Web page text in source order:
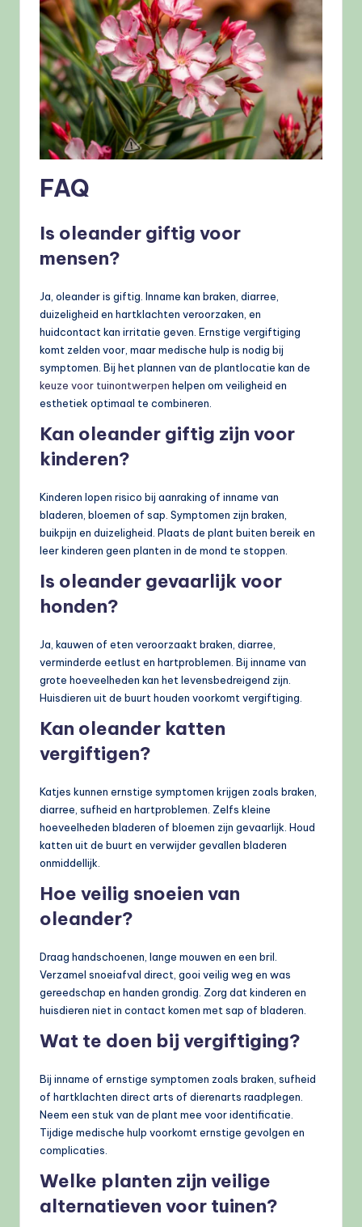
FAQ
Is oleander giftig voor
mensen?
Ja, oleander is giftig. Inname kan braken, diarree,
duizeligheid en hartklachten veroorzaken, en
huidcontact kan irritatie geven. Ernstige vergiftiging
komt zelden voor, maar medische hulp is nodig bij
symptomen. Bij het plannen van de plantlocatie kan de
keuze voor tuinontwerpen helpen om veiligheid en
esthetiek optimaal te combineren.
Kan oleander giftig zijn voor
kinderen?
Kinderen lopen risico bij aanraking of inname van
bladeren, bloemen of sap. Symptomen zijn braken,
buikpijn en duizeligheid. Plaats de plant buiten bereik en
leer kinderen geen planten in de mond te stoppen.
Is oleander gevaarlijk voor
honden?
Ja, kauwen of eten veroorzaakt braken, diarree,
verminderde eetlust en hartproblemen. Bij inname van
grote hoeveelheden kan het levensbedreigend zijn.
Huisdieren uit de buurt houden voorkomt vergiftiging.
Kan oleander katten
vergiftigen?
Katjes kunnen ernstige symptomen krijgen zoals braken,
diarree, sufheid en hartproblemen. Zelfs kleine
hoeveelheden bladeren of bloemen zijn gevaarlijk. Houd
katten uit de buurt en verwijder gevallen bladeren
onmiddellijk.
Hoe veilig snoeien van
oleander?
Draag handschoenen, lange mouwen en een bril.
Verzamel snoeiafval direct, gooi veilig weg en was
gereedschap en handen grondig. Zorg dat kinderen en
huisdieren niet in contact komen met sap of bladeren.
Wat te doen bij vergiftiging?
Bij inname of ernstige symptomen zoals braken, sufheid
of hartklachten direct arts of dierenarts raadplegen.
Neem een stuk van de plant mee voor identificatie.
Tijdige medische hulp voorkomt ernstige gevolgen en
complicaties.
Welke planten zijn veilige
alternatieven voor tuinen?